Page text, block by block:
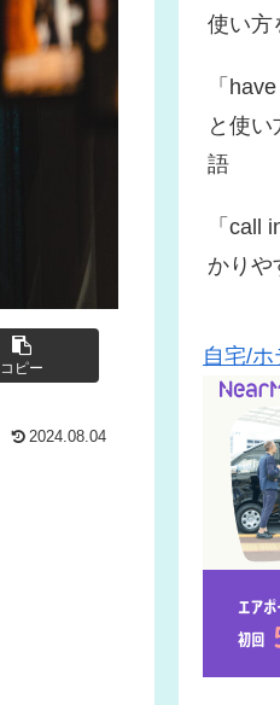
コピー
2024.08.04
使い方
「
と使
語
「call
かりや
自宅/